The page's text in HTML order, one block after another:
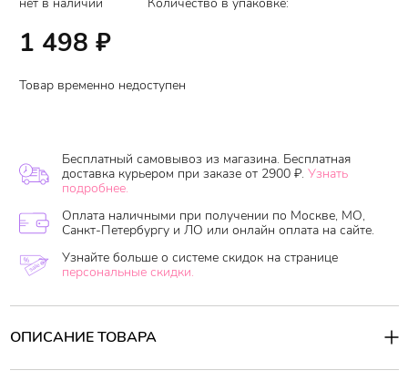
1 498 ₽
Товар временно недоступен
Бесплатный самовывоз из магазина. Бесплатная
доставка курьером при заказе от 2900 ₽. Узнать
подробнее.
Оплата наличными при получении по Москве, МО,
Санкт-Петербургу и ЛО или онлайн оплата на сайте.
Узнайте больше о системе скидок на странице
персональные скидки.
ОПИСАНИЕ ТОВАРА
Шампунь SH-RD Sage Purifying Shampoo глубоко очищает и